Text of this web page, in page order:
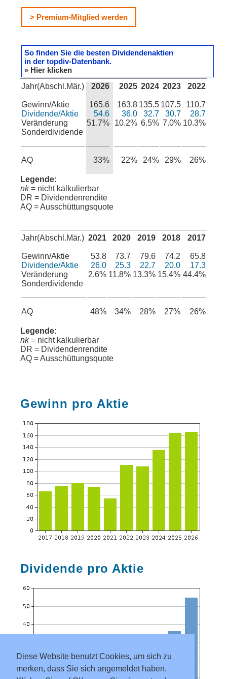
Diese Website benutzt Cookies, um sich zu
merken, dass Sie sich angemeldet haben.
> Premium-Mitglied werden
So finden Sie die besten Dividendenaktien
in der topdiv-Datenbank.
» Hier klicken
Jahr(Abschl.Mär.)
Gewinn/Aktie
Dividende/Aktie
Veränderung
Sonderdividende
AQ
2026
165.6
54.6
51.7%
33%
2025
163.8
36.0
10.2%
22%
2024
135.5
32.7
6.5%
24%
2023
107.5
30.7
7.0%
29%
2022
110.7
28.7
10.3%
26%
Legende:
nk= nicht kalkulierbar
DR = Dividendenrendite
AQ = Ausschüttungsquote
Jahr(Abschl.Mär.)
Gewinn/Aktie
Dividende/Aktie
Veränderung
Sonderdividende
AQ
2021
53.8
26.0
2.6%
48%
2020
73.7
25.3
11.8%
34%
2019
79.6
22.7
13.3%
28%
2018
74.2
20.0
15.4%
27%
2017
65.8
17.3
44.4%
26%
Legende:
nk= nicht kalkulierbar
DR = Dividendenrendite
AQ = Ausschüttungsquote
Gewinn pro Aktie
Dividende pro Aktie